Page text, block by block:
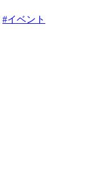
#イベント